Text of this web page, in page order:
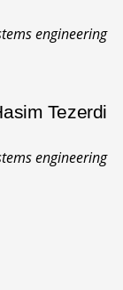
engineering
Tezerdi
engineering